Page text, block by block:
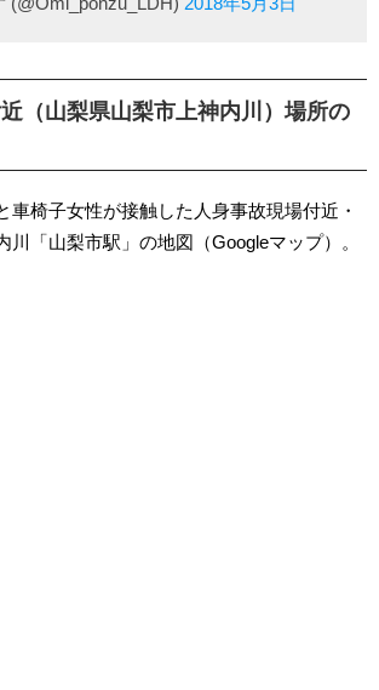
（山梨県山梨市上神内川）場所の
車椅子女性が接触した人身事故現場付近・
川「山梨市駅」の地図（Googleマップ）。